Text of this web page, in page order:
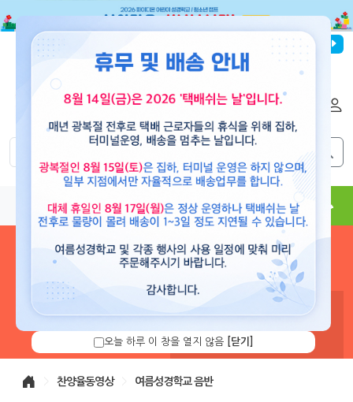
파이디온선교회
도서 뮤직 용품 현수막 콘텐츠
로그인 하시면 보유 캐쉬 확
니다.
찬양율동영상 여름성경학교 음반
오늘 하루 이 창을 열지 않음 [닫기]